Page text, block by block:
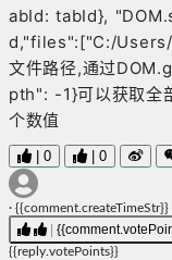
abId: tabId},
d,"files":["C:/
文件路径,通过
pth": -1}可以获取全
个数值
0 0
· {{comment.createTimeStr}}
{{reply.votePoints}}